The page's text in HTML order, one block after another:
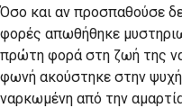
Όσο και αν προσπαθούσε
φορές απωθήθηκε
πρώτη φορά στη ζωή της
φωνή ακούστηκε στην
ναρκωμένη από την